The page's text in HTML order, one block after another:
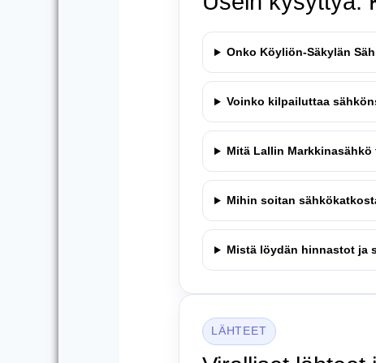
Onko Köyliön-Säkylän
Voinko kilpailuttaa
Mitä Lallin Markkinasähkö
Mihin soitan
Mistä löydän hinnastot ja
LÄHTEET